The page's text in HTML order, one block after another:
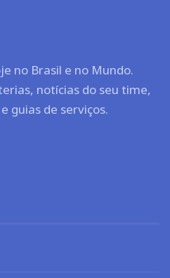
no Brasil e no Mundo.
notícias do seu time,
guias de serviços.